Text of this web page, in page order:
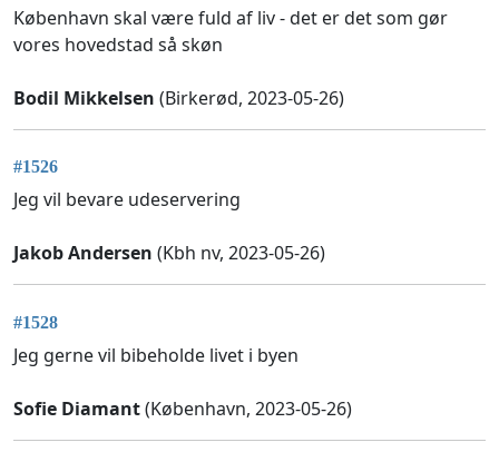
København skal være fuld af liv - det er det som gør
vores hovedstad så skøn
Bodil Mikkelsen (Birkerød, 2023-05-26)
#1526
Jeg vil bevare udeservering
Jakob Andersen (Kbh nv, 2023-05-26)
#1528
Jeg gerne vil bibeholde livet i byen
Sofie Diamant(København, 2023-05-26)